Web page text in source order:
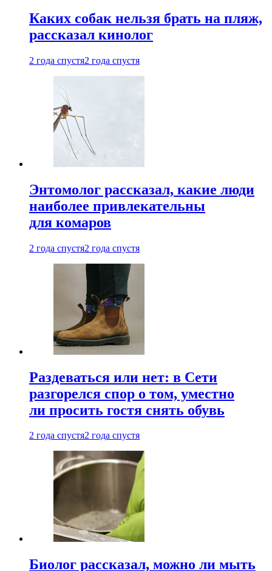
Каких собак нельзя брать на пляж,
рассказал кинолог
2 года спустя2 года спустя
Энтомолог рассказал, какие люди
наиболее привлекательны
для комаров
2 года спустя2 года спустя
Раздеваться или нет: в Сети
разгорелся спор о том, уместно
ли просить гостя снять обувь
2 года спустя2 года спустя
Биолог рассказал, можно ли мыть